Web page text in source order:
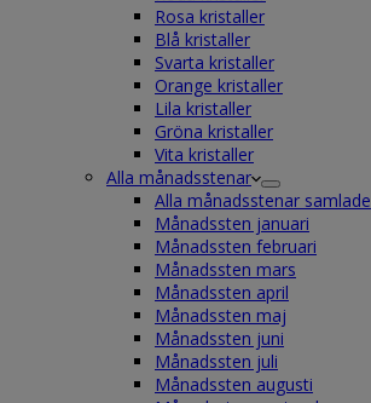
Rosa kristaller
Blå kristaller
Svarta kristaller
Orange kristaller
Lila kristaller
Gröna kristaller
Vita kristaller
Alla månadsstenar
Alla månadsstenar samlade
Månadssten januari
Månadssten februari
Månadssten mars
Månadssten april
Månadssten maj
Månadssten juni
Månadssten juli
Månadssten augusti